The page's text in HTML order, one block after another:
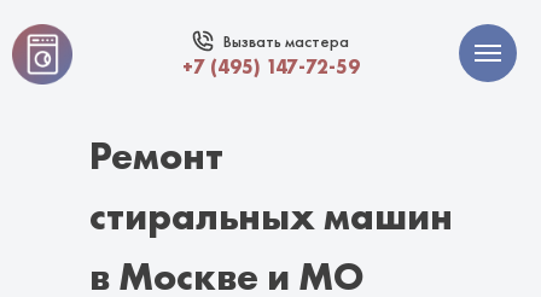
Вызвать мастера
+7 (495) 147-72-59
Ремонт
стиральных машин
в Москве и МО